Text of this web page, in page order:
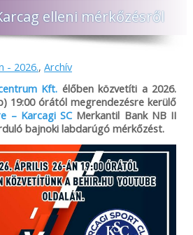
elleni mérkőzésről
- 2026., Archív
Kft. élőben közvetíti a 2026.
19:00 órától megrendezésre kerülő
– Karcagi SCMerkantil Bank NB II
bajnoki labdarúgó mérkőzést.